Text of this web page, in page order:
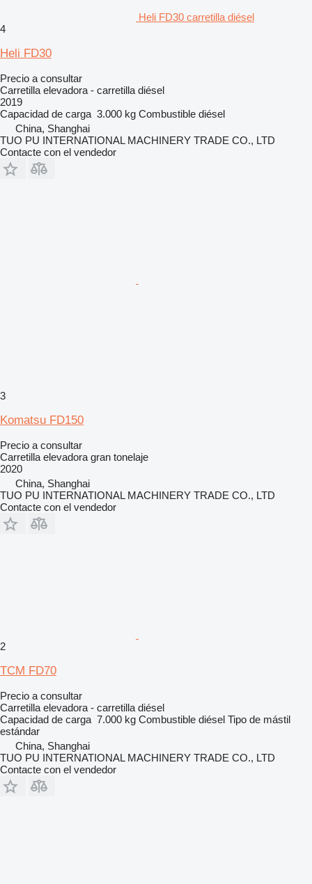
Heli FD30 carretilla diésel
4
Heli FD30
Precio a consultar
Carretilla elevadora - carretilla diésel
2019
Capacidad de carga 3.000 kg Combustible diésel
China, Shanghai
TUO PU INTERNATIONAL MACHINERY TRADE CO., LTD
Contacte con el vendedor
3
Komatsu FD150
Precio a consultar
Carretilla elevadora gran tonelaje
2020
China, Shanghai
TUO PU INTERNATIONAL MACHINERY TRADE CO., LTD
Contacte con el vendedor
2
TCM FD70
Precio a consultar
Carretilla elevadora - carretilla diésel
Capacidad de carga 7.000 kg Combustible diésel Tipo de mástil
estándar
China, Shanghai
TUO PU INTERNATIONAL MACHINERY TRADE CO., LTD
Contacte con el vendedor